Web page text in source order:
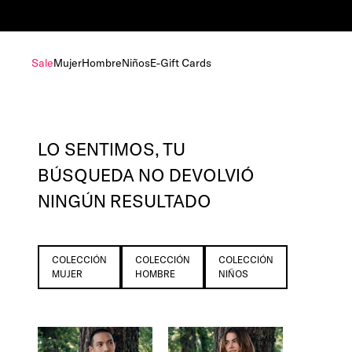
SaleMujerHombreNiñosE-Gift Cards
LO SENTIMOS, TU
BÚSQUEDA NO DEVOLVIÓ
NINGÚN RESULTADO
COLECCIÓN
MUJER
COLECCIÓN
HOMBRE
COLECCIÓN
NIÑOS